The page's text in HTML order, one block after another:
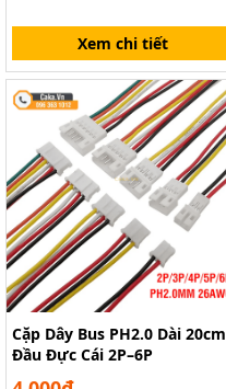
Xem chi tiết
Cặp Dây Bus PH2.0 Dài 20cm
Đầu Đực Cái 2P–6P